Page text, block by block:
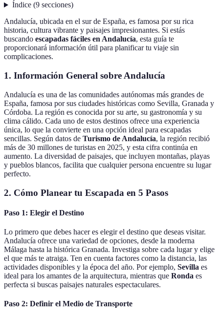
Índice(9 secciones)
Andalucía, ubicada en el sur de España, es famosa por su rica
historia, cultura vibrante y paisajes impresionantes. Si estás
buscando escapadas fáciles en Andalucía, esta guía te
proporcionará información útil para planificar tu viaje sin
complicaciones.
1. Información General sobre Andalucía
Andalucía es una de las comunidades autónomas más grandes de
España, famosa por sus ciudades históricas como Sevilla, Granada y
Córdoba. La región es conocida por su arte, su gastronomía y su
clima cálido. Cada uno de estos destinos ofrece una experiencia
única, lo que la convierte en una opción ideal para escapadas
sencillas. Según datos de Turismo de Andalucía, la región recibió
más de 30 millones de turistas en 2025, y esta cifra continúa en
aumento. La diversidad de paisajes, que incluyen montañas, playas
y pueblos blancos, facilita que cualquier persona encuentre su lugar
perfecto.
2. Cómo Planear tu Escapada en 5 Pasos
Paso 1: Elegir el Destino
Lo primero que debes hacer es elegir el destino que deseas visitar.
Andalucía ofrece una variedad de opciones, desde la moderna
Málaga hasta la histórica Granada. Investiga sobre cada lugar y elige
el que más te atraiga. Ten en cuenta factores como la distancia, las
actividades disponibles y la época del año. Por ejemplo, Sevilla es
ideal para los amantes de la arquitectura, mientras que Ronda es
perfecta si buscas paisajes naturales espectaculares.
Paso 2: Definir el Medio de Transporte